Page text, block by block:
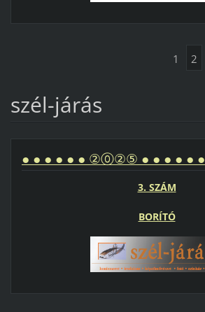
1 2
szél-járás
● ● ● ● ● ● ②⓪②⑤ ● ● ● ● ● ●
3. SZÁM
BORÍTÓ